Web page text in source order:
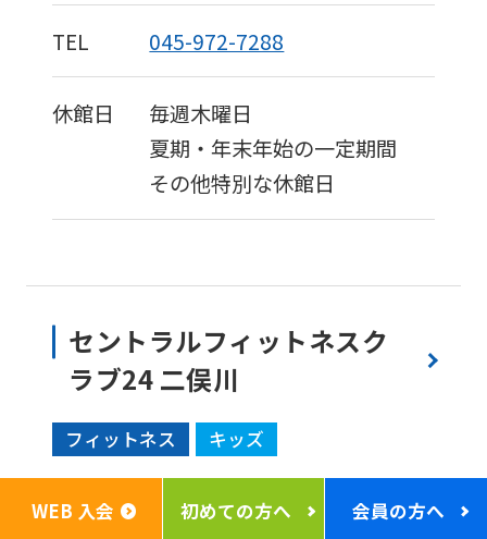
TEL 045-972-7288
休館日
毎週木曜日
夏期・年末年始の一定期間
その他特別な休館日
セントラルフィットネスク
ラブ24 二俣川
フィットネス キッズ
住所 241-0821神奈川県横浜市旭区
WEB 入会 初めての方へ 会員の方へ